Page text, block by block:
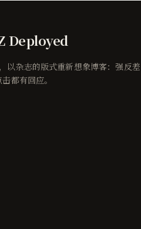
Deployed
杂志的版式重新想象博客：强反差
都有回应。